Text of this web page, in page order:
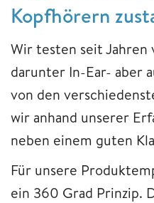
Kopfhörern
Wir testen seit Jahren
darunter In-Ear- aber
von den
wir anhand unserer
neben einem guten
Für unsere
ein 360 Grad Prinzip.